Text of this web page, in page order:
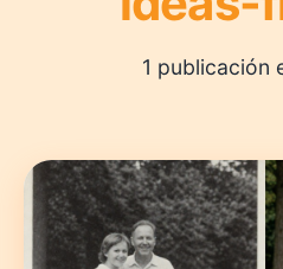
1 publicación